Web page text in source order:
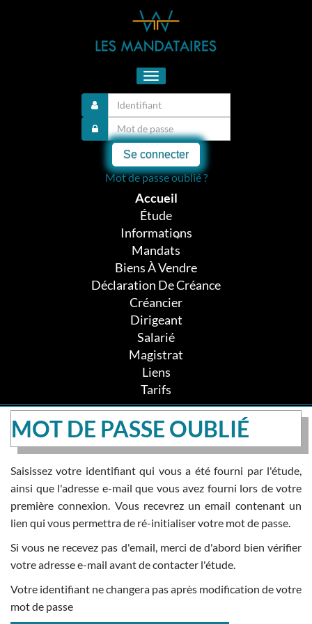
Toggle
navigation
Se connecter
Mot de passe oublié ?
Accueil
Étude
Informations
Mandats
Biens À Vendre
Déclaration De Créance
Créancier
Dirigeant
Salarié
Magistrat
Liens
Tarifs
MOT DE PASSE OUBLIÉ
Saisissez votre identifiant qui vous a été fourni par l'étude,
ainsi que l'adresse e-mail que vous avez fourni lors de votre
première connexion. Vous recevrez un email contenant un
lien qui vous permettra de ré-initialiser votre mot de passe.
Si vous ne recevez pas d'email, merci de d'abord bien vérifier
votre adresse e-mail avant de contacter l'étude.
Votre identifiant ne changera pas après modification de votre
mot de passe